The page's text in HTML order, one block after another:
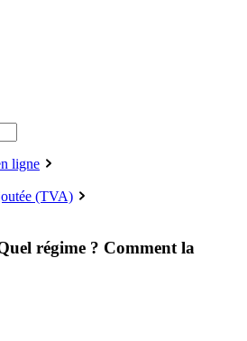
ligne
(TVA)
régime ? Comment la